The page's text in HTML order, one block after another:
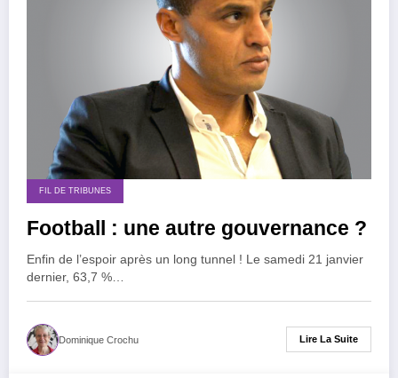
FIL DE TRIBUNES
Football : une autre gouvernance ?
Enfin de l’espoir après un long tunnel ! Le samedi 21 janvier
dernier, 63,7 %…
Dominique Crochu Lire La Suite